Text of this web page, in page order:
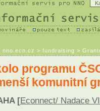
nno.ecn.cz > fundraising >
programu
komunitní
[Econnect/ Nadace